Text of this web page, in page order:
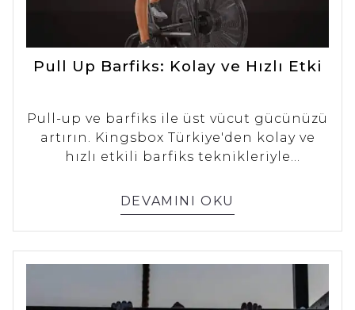
Pull Up Barfiks: Kolay ve Hızlı Etki
Pull-up ve barfiks ile üst vücut gücünüzü
artırın. Kingsbox Türkiye'den kolay ve
hızlı etkili barfiks teknikleriyle
edin.
DEVAMINI OKU